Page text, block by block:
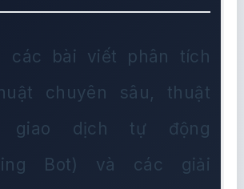
các bài viết phân tích
chuyên sâu, thuật
giao dịch tự động
Bot) và các giải